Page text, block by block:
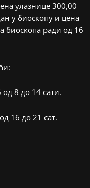
улазнице 300,00
у биоскопу и цена
биоскопа ради од 16
8 до 14 сати.
16 до 21 сат.